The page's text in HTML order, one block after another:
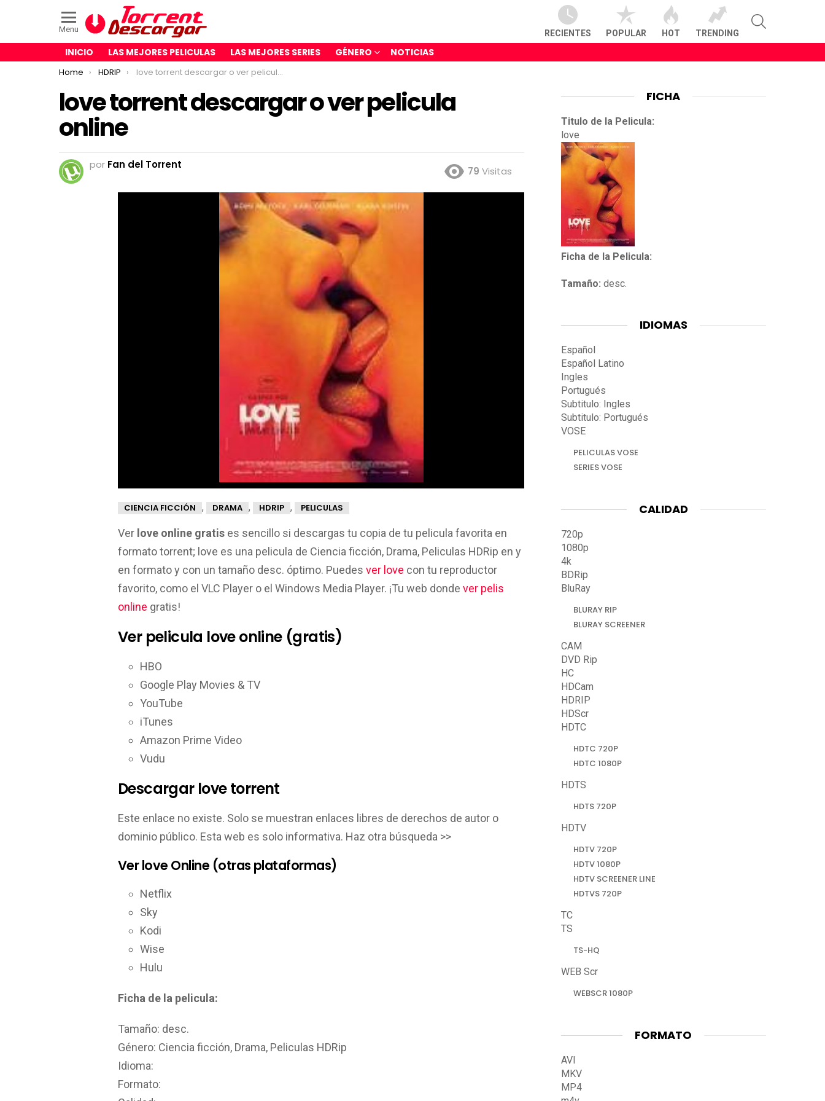
Menu RECIENTES POPULAR HOT TRENDING
INICIO LAS MEJORES PELICULAS LAS MEJORES SERIES GÉNERO NOTICIAS
You are here:
Home HDRIP love torrent descargar o ver pelicula online
love torrent descargar o ver pelicula
online
por Fan del Torrent
79 Visitas
CIENCIA FICCIÓN , DRAMA , HDRIP , PELICULAS
Ver love online gratis es sencillo si descargas tu copia de tu pelicula favorita en
formato torrent; love es una pelicula de Ciencia ficción, Drama, Peliculas HDRip en y
en formato y con un tamaño desc. óptimo. Puedes ver love con tu reproductor
favorito, como el VLC Player o el Windows Media Player. ¡Tu web donde ver pelis
online gratis!
Ver pelicula love online (gratis)
HBO
Google Play Movies & TV
YouTube
iTunes
Amazon Prime Video
Vudu
Descargar love torrent
Este enlace no existe. Solo se muestran enlaces libres de derechos de autor o
dominio público. Esta web es solo informativa. Haz otra búsqueda >>
Ver love Online (otras plataformas)
Netflix
Sky
Kodi
Wise
Hulu
Ficha de la pelicula:
Tamaño: desc.
Género: Ciencia ficción, Drama, Peliculas HDRip
Idioma:
Formato:
FICHA
Titulo de la Pelicula:
love
Ficha de la Pelicula:
Tamaño: desc.
IDIOMAS
Español
Español Latino
Ingles
Portugués
Subtitulo: Ingles
Subtitulo: Portugués
VOSE
PELICULAS VOSE
SERIES VOSE
CALIDAD
720p
1080p
4k
BDRip
BluRay
BLURAY RIP
BLURAY SCREENER
CAM
DVD Rip
HC
HDCam
HDRIP
HDScr
HDTC
HDTC 720P
HDTC 1080P
HDTS
HDTS 720P
HDTV
HDTV 720P
HDTV 1080P
HDTV SCREENER LINE
HDTVS 720P
TC
TS
TS-HQ
WEB Scr
WEBSCR 1080P
FORMATO
AVI
MKV
MP4